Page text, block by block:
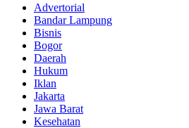
Advertorial
Bandar Lampung
Bisnis
Bogor
Daerah
Hukum
Iklan
Jakarta
Jawa Barat
Kesehatan